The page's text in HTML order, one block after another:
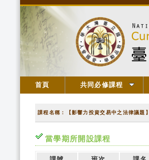
首頁 共同必修課程
課程名稱：【影響力投資交易中之法律議題】
當學期所開設課程